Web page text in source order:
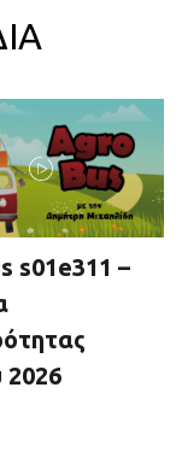
s01e311 –
2026